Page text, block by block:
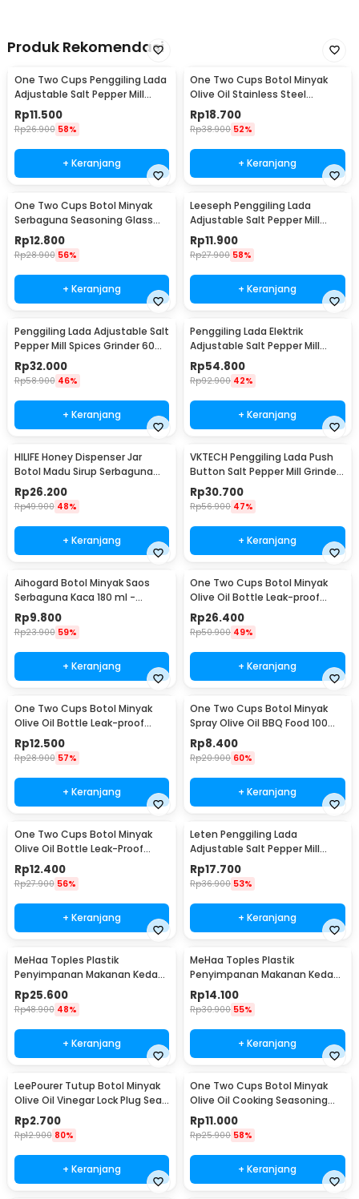
Produk Rekomendasi
One Two Cups Penggiling Lada
Adjustable Salt Pepper Mill
Grinder 160ml - M15996
Rp11.500
Rp26.900 58%
+ Keranjang
One Two Cups Botol Minyak
Olive Oil Stainless Steel
Platted 500ml - OT50
Rp18.700
Rp38.900 52%
+ Keranjang
One Two Cups Botol Minyak
Serbaguna Seasoning Glass
Jar 630ml - CY180
Rp12.800
Rp28.900 56%
+ Keranjang
Leeseph Penggiling Lada
Adjustable Salt Pepper Mill
Grinder 80ml - M1599
Rp11.900
Rp27.900 58%
+ Keranjang
Penggiling Lada Adjustable Salt
Pepper Mill Spices Grinder 60ml
- CIQ
Rp32.000
Rp58.900 46%
+ Keranjang
Penggiling Lada Elektrik
Adjustable Salt Pepper Mill
Grinder 100ml - 15CE7
Rp54.800
Rp92.900 42%
+ Keranjang
HILIFE Honey Dispenser Jar
Botol Madu Sirup Serbaguna
200ml - H1742
Rp26.200
Rp49.900 48%
+ Keranjang
VKTECH Penggiling Lada Push
Button Salt Pepper Mill Grinder
135ml - MG600A
Rp30.700
Rp56.900 47%
+ Keranjang
Aihogard Botol Minyak Saos
Serbaguna Kaca 180 ml -
CW192
Rp9.800
Rp23.900 59%
+ Keranjang
One Two Cups Botol Minyak
Olive Oil Bottle Leak-proof
500ml - CW199
Rp26.400
Rp50.900 49%
+ Keranjang
One Two Cups Botol Minyak
Olive Oil Bottle Leak-proof
300ml - CW199
Rp12.500
Rp28.900 57%
+ Keranjang
One Two Cups Botol Minyak
Spray Olive Oil BBQ Food 100ml
- HEA-1075
Rp8.400
Rp20.900 60%
+ Keranjang
One Two Cups Botol Minyak
Olive Oil Bottle Leak-Proof
300ml - KG57H
Rp12.400
Rp27.900 56%
+ Keranjang
Leten Penggiling Lada
Adjustable Salt Pepper Mill
Grinder - 9179
Rp17.700
Rp36.900 53%
+ Keranjang
MeHaa Toples Plastik
Penyimpanan Makanan Kedap
Udara Storage Jar 1.8L - YF0086
Rp25.600
Rp48.900 48%
+ Keranjang
MeHaa Toples Plastik
Penyimpanan Makanan Kedap
Udara Storage Jar 700ml -
YF0086
Rp14.100
Rp30.900 55%
+ Keranjang
LeePourer Tutup Botol Minyak
Olive Oil Vinegar Lock Plug Seal
- HE131
Rp2.700
Rp12.900 80%
+ Keranjang
One Two Cups Botol Minyak
Olive Oil Cooking Seasoning
Bottle 500ml - CW200
Rp11.000
Rp25.900 58%
+ Keranjang